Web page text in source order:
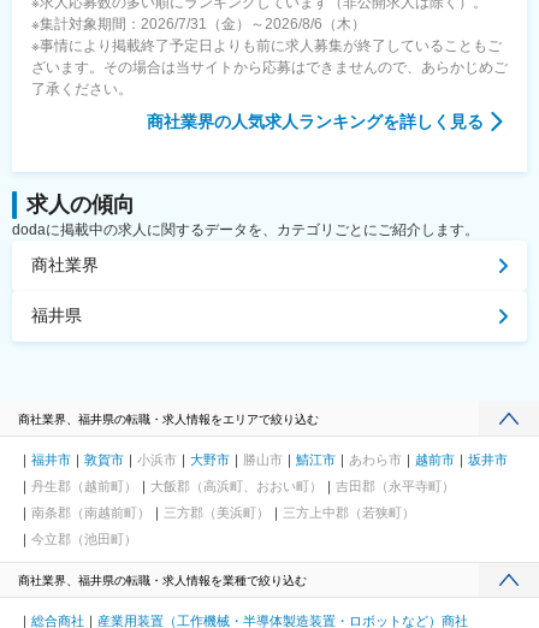
※集計対象期間：2026/7/31（金）～2026/8/6（木）
※事情により掲載終了予定日よりも前に求人募集が終了していることもご
ざいます。その場合は当サイトから応募はできませんので、あらかじめご
了承ください。
商社業界の人気求人ランキングを詳しく見る
求人の傾向
dodaに掲載中の求人に関するデータを、カテゴリごとにご紹介します。
商社業界
福井県
商社業界、福井県の転職・求人情報をエリアで絞り込む
福井市 敦賀市 小浜市 大野市 勝山市 鯖江市 あわら市 越前市
坂井市
丹生郡（越前町）
大飯郡（高浜町、おおい町）
吉田郡（永平寺町）
南条郡（南越前町）
三方郡（美浜町）
三方上中郡（若狭町）
今立郡（池田町）
商社業界、福井県の転職・求人情報を業種で絞り込む
総合商社
産業用装置（工作機械・半導体製造装置・ロボットなど）商社